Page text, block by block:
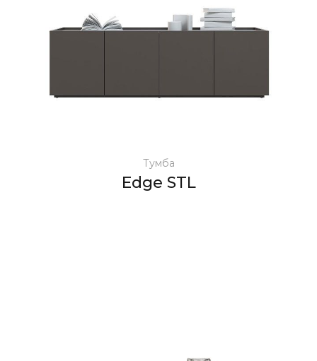
Тумба
Edge STL